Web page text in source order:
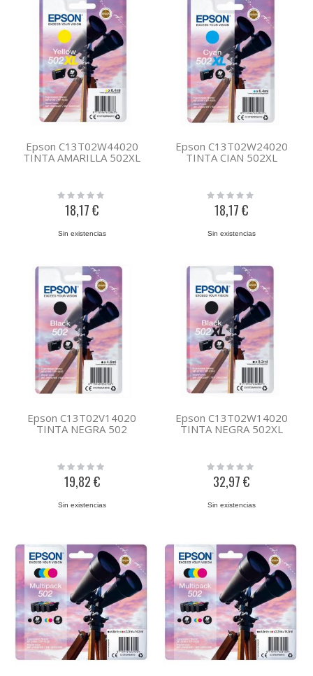
Epson C13T02W44020
TINTA AMARILLA 502XL
Rating:
18,17 €
Sin existencias
Epson C13T02W24020
TINTA CIAN 502XL
Rating:
18,17 €
Sin existencias
Epson C13T02V14020
TINTA NEGRA 502
Rating:
19,82 €
Sin existencias
Epson C13T02W14020
TINTA NEGRA 502XL
Rating:
32,97 €
Sin existencias